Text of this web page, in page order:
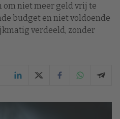
om niet meer geld vrij te
budget en niet voldoende
verdeeld, zonder